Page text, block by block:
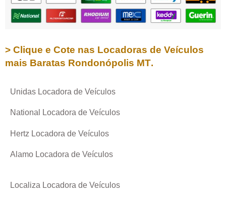
> Clique e Cote nas Locadoras de Veículos
mais Baratas Rondonópolis MT.
Unidas Locadora de Veículos
National Locadora de Veículos
Hertz Locadora de Veículos
Alamo Locadora de Veículos
Localiza Locadora de Veículos